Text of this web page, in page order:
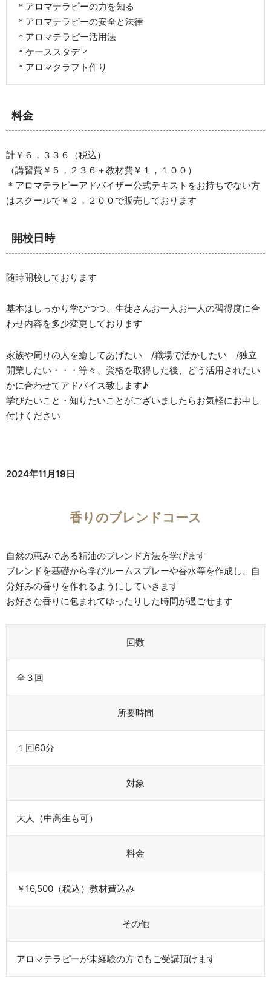
＊アロマテラピーの力を知る
＊アロマテラピーの安全と法律
＊アロマテラピー活用法
＊ケーススタディ
＊アロマクラフト作り
料金
計￥６，３３６（税込）
（講習費￥５，２３６＋教材費￥１，１００）
＊アロマテラピーアドバイザー公式テキストをお持ちでない方
はスクールで￥２，２００で販売しております
開校日時
随時開校しております
基本はしっかり学びつつ、生徒さんお一人お一人の習得度に合
わせ内容を多少変更しております
家族や周りの人を癒してあげたい /職場で活かしたい /独立
開業したい・・・等々、資格を取得した後、どう活用されたい
かに合わせてアドバイス致します♪
学びたいこと・知りたいことがございましたらお気軽にお申し
付けください
2024年11月19日
香りのブレンドコース
自然の恵みである精油のブレンド方法を学びます
ブレンドを基礎から学びルームスプレーや香水等を作成し、自
分好みの香りを作れるようにしていきます
お好きな香りに包まれてゆったりした時間が過ごせます
回数
全３回
所要時間
１回60分
対象
大人（中高生も可）
料金
￥16,500（税込）教材費込み
その他
アロマテラピーが未経験の方でもご受講頂けます